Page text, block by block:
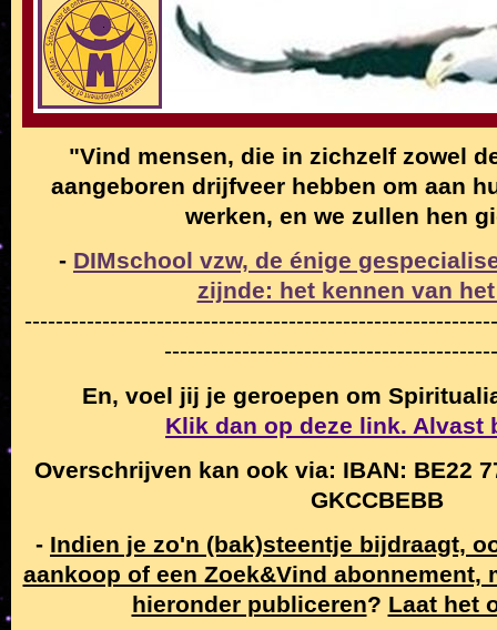
"Vind mensen, die in zichzelf zowel
aangeboren drijfveer hebben om aan
werken, en we zullen hen
- DIMschool vzw, de énige
zijnde: het kennen van
En, voel jij je geroepen om
Klik dan op deze link. Alvast
Overschrijven kan ook via: IBAN: BE22
GKCCBEBB
- Indien je zo'n (bak)steentje bijdraagt,
aankoop of een Zoek&Vind abonnement,
hieronder publiceren? Laat het